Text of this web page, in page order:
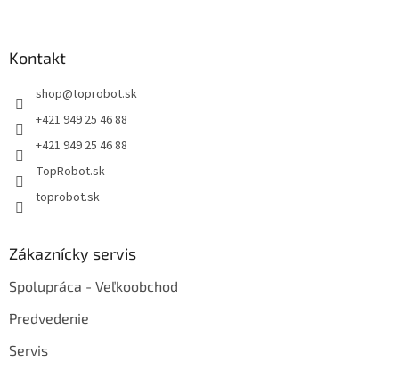
Kontakt
shop@toprobot.sk
+421 949 25 46 88
+421 949 25 46 88
TopRobot.sk
toprobot.sk
Zákaznícky servis
Spolupráca - Veľkoobchod
Predvedenie
Servis